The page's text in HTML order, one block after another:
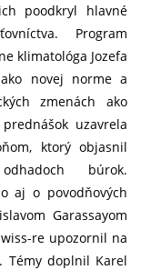
poodkryl hlavné
Program
klimatológa Jozefa
novej norme a
zmenách ako
uzavrela
ktorý objasnil
búrok.
aj o povodňových
Garassayom
re upozornil na
Témy doplnil Karel